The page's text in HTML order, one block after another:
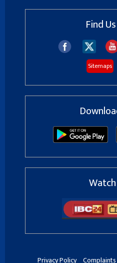
Find
Sitemaps
Privacy Policy Complaints